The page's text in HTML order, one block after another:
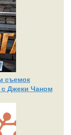
съемок
Джеки Чаном